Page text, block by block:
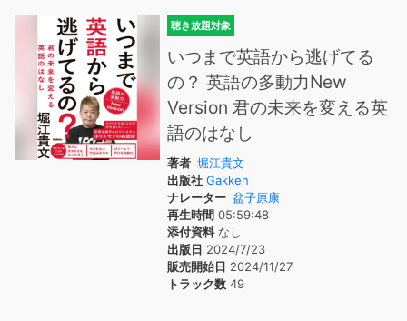
聴き放題対象
いつまで英語から逃げてる
の？ 英語の多動力New
Version 君の未来を変える英
語のはなし
著者 堀江貴文
出版社 Gakken
ナレーター 盆子原康
再生時間 05:59:48
添付資料なし
出版日 2024/7/23
販売開始日 2024/11/27
トラック数 49